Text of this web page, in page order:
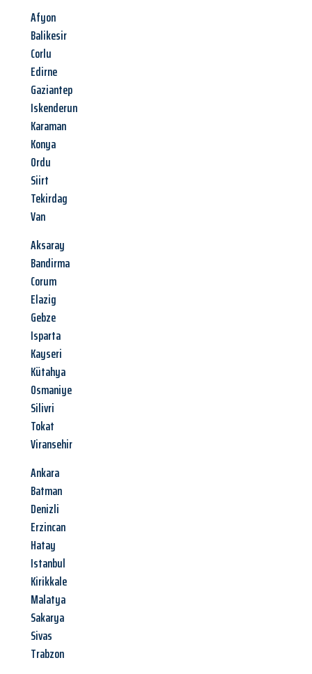
Afyon
Balikesir
Corlu
Edirne
Gaziantep
Iskenderun
Karaman
Konya
Ordu
Siirt
Tekirdag
Van
Aksaray
Bandirma
Corum
Elazig
Gebze
Isparta
Kayseri
Kütahya
Osmaniye
Silivri
Tokat
Viransehir
Ankara
Batman
Denizli
Erzincan
Hatay
Istanbul
Kirikkale
Malatya
Sakarya
Sivas
Trabzon